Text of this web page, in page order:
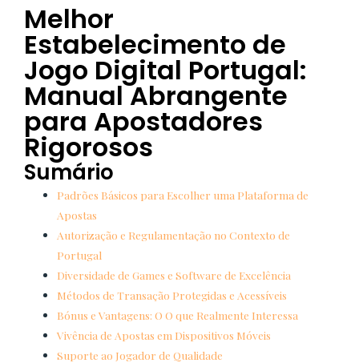
Melhor
Estabelecimento de
Jogo Digital Portugal:
Manual Abrangente
para Apostadores
Rigorosos
Sumário
Padrões Básicos para Escolher uma Plataforma de
Apostas
Autorização e Regulamentação no Contexto de
Portugal
Diversidade de Games e Software de Excelência
Métodos de Transação Protegidas e Acessíveis
Bónus e Vantagens: O O que Realmente Interessa
Vivência de Apostas em Dispositivos Móveis
Suporte ao Jogador de Qualidade